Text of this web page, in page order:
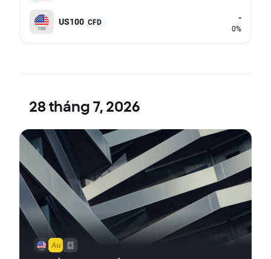
US100 CFD -
0%
28 tháng 7, 2026